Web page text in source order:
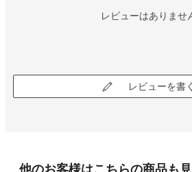
レビューはありませ
レビューを書く